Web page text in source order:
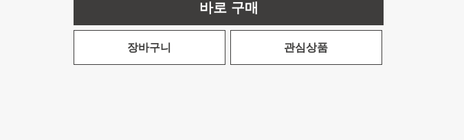
바로 구매
장바구니 관심상품